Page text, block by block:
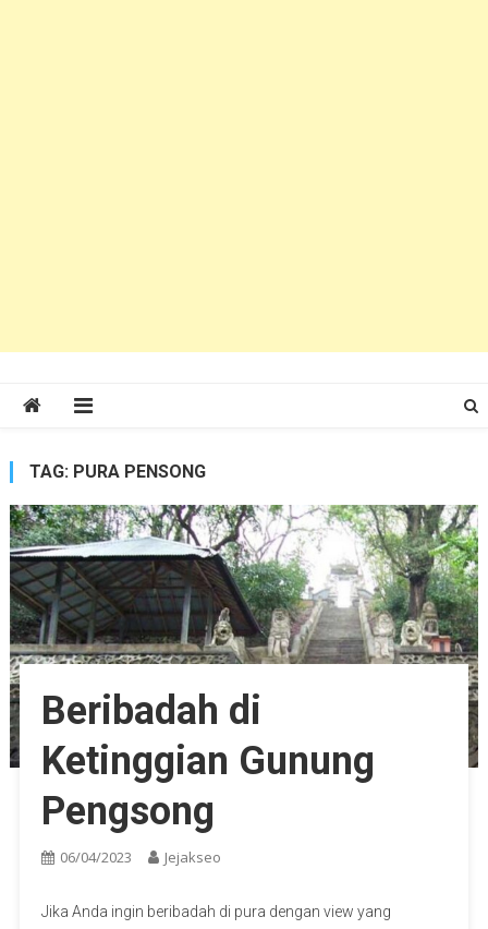
TAG: PURA PENSONG
Beribadah di
Ketinggian Gunung
Pengsong
06/04/2023 Jejakseo
Jika Anda ingin beribadah di pura dengan view yang